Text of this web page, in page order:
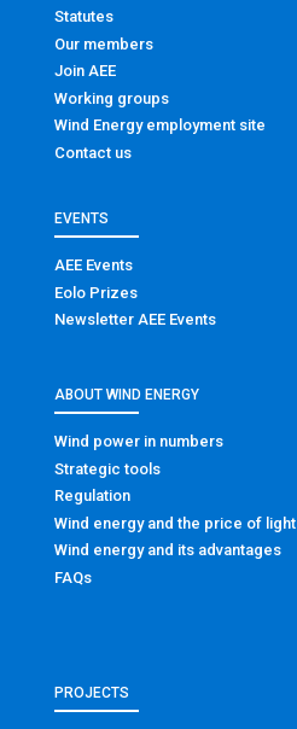
Statutes
Our members
Join AEE
Working groups
Wind Energy employment site
Contact us
EVENTS
AEE Events
Eolo Prizes
Newsletter AEE Events
ABOUT WIND ENERGY
Wind power in numbers
Strategic tools
Regulation
Wind energy and the price of light
Wind energy and its advantages
FAQs
PROJECTS